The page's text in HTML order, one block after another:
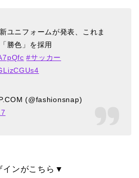
ユニフォームが発表、これま
勝色」を採用
#サッカー
(@fashionsnap)
インがこちら▼